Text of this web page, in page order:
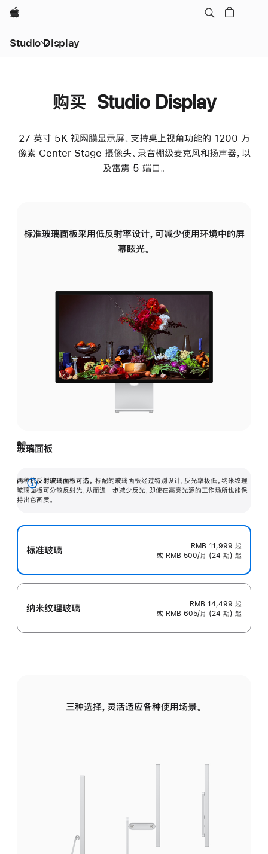
Apple
Studio Display
购买 Studio Display
27 英寸 5K 视网膜显示屏、支持桌上视角功能的 1200 万
像素 Center Stage 摄像头、录音棚级麦克风和扬声器，以
及雷雳 5 端口。
标准玻璃面板采用低反射率设计，可减少使用环境中的屏
幕眩光。
玻璃面板
两种抗反射玻璃面板可选。 标配的玻璃面板经过特别设计，反光率极低。纳米纹理
玻璃面板可分散反射光，从而进一步减少反光，即使在高亮光源的工作场所也能保
持出色画质。
展
开
标准玻璃 RMB 11,999 起
或 RMB 500/月 (24 期) 起
纳米纹理玻璃 RMB 14,499 起
或 RMB 605/月 (24 期) 起
三种选择，灵活适应各种使用场景。